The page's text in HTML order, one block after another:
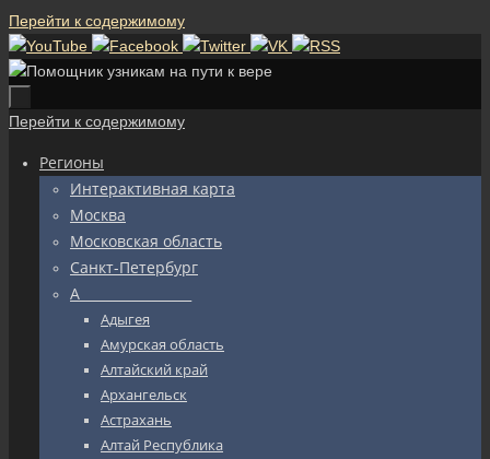
Перейти к содержимому
Перейти к содержимому
Регионы
Интерактивная карта
Москва
Московская область
Санкт-Петербург
А_________________
Адыгея
Амурская область
Алтайский край
Архангельск
Астрахань
Алтай Республика